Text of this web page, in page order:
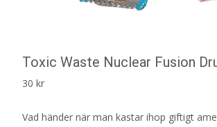
Toxic Waste Nuclear Fusion
30 kr
Vad händer när man kastar ihop giftigt